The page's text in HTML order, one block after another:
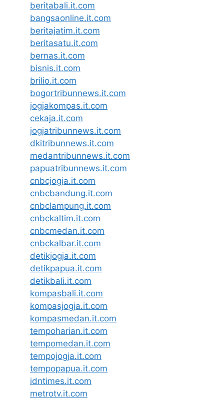
beritabali.it.com
bangsaonline.it.com
beritajatim.it.com
beritasatu.it.com
bernas.it.com
bisnis.it.com
brilio.it.com
bogortribunnews.it.com
jogjakompas.it.com
cekaja.it.com
jogjatribunnews.it.com
dkitribunnews.it.com
medantribunnews.it.com
papuatribunnews.it.com
cnbcjogja.it.com
cnbcbandung.it.com
cnbclampung.it.com
cnbckaltim.it.com
cnbcmedan.it.com
cnbckalbar.it.com
detikjogja.it.com
detikpapua.it.com
detikbali.it.com
kompasbali.it.com
kompasjogja.it.com
kompasmedan.it.com
tempoharian.it.com
tempomedan.it.com
tempojogja.it.com
tempopapua.it.com
idntimes.it.com
metrotv.it.com